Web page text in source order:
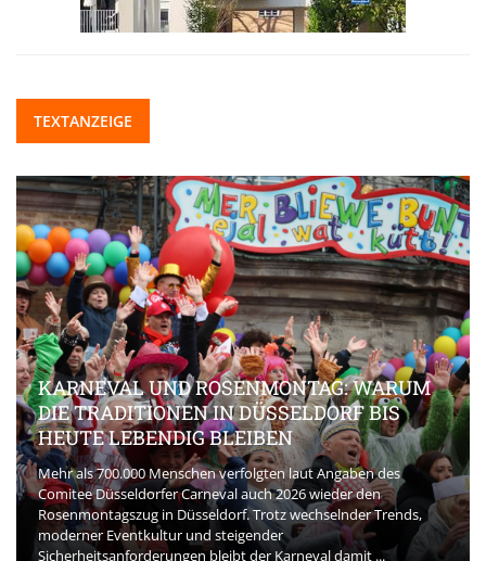
TEXTANZEIGE
KARNEVAL UND ROSENMONTAG: WARUM
DIE TRADITIONEN IN DÜSSELDORF BIS
HEUTE LEBENDIG BLEIBEN
Mehr als 700.000 Menschen verfolgten laut Angaben des
Comitee Düsseldorfer Carneval auch 2026 wieder den
Rosenmontagszug in Düsseldorf. Trotz wechselnder Trends,
moderner Eventkultur und steigender
Sicherheitsanforderungen bleibt der Karneval damit ...